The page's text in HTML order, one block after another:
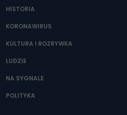
HISTORIA
KORONAWIRUS
KULTURA I ROZRYWKA
LUDZIE
NA SYGNALE
POLITYKA